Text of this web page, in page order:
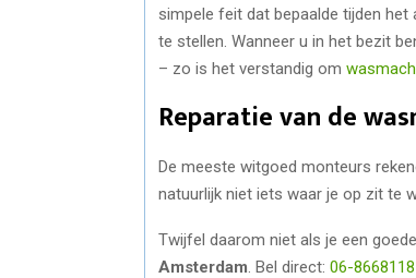
simpele feit dat bepaalde tijden
te stellen. Wanneer u in het bezit
– zo is het verstandig om
Reparatie van de
De meeste witgoed monteurs
natuurlijk niet iets waar je op zit te
Twijfel daarom niet als je een
Amsterdam . Bel direct: 06-